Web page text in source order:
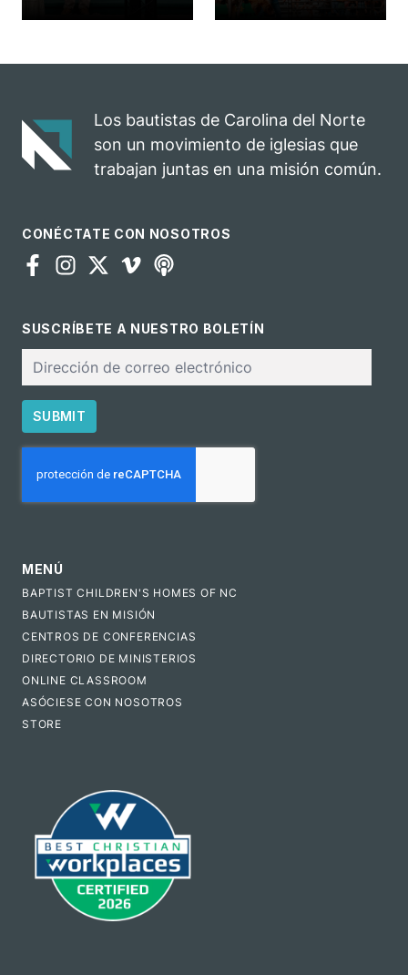
celebra el
rodeo anual en
para el
ministerio
Los bautistas de Carolina del Norte
son un movimiento de iglesias que
trabajan juntas en una misión común.
CONÉCTATE CON NOSOTROS
SUSCRÍBETE A NUESTRO BOLETÍN
electrónico
SUBMIT
MENÚ
BAPTIST CHILDREN'S HOMES OF NC
BAUTISTAS EN MISIÓN
CENTROS DE CONFERENCIAS
DIRECTORIO DE MINISTERIOS
ONLINE CLASSROOM
ASÓCIESE CON NOSOTROS
STORE